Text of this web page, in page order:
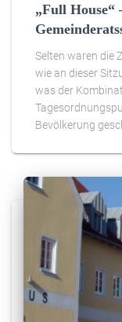
„Full House“
Selten waren die
wie an dieser
was der
Bevölkerung